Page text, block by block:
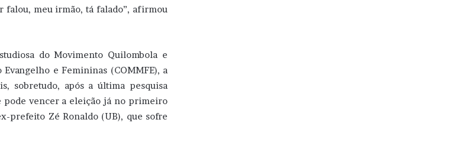
falou, meu irmão, tá falado”, afirmou
do Movimento Quilombola e
e Femininas (COMMFE), a
sobretudo, após a última pesquisa
pode vencer a eleição já no primeiro
prefeito Zé Ronaldo (UB), que sofre